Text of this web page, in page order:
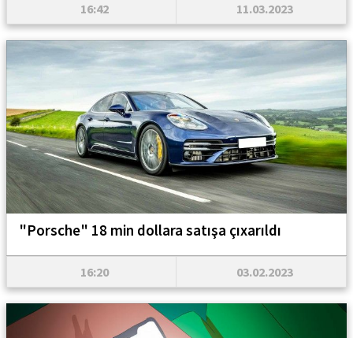
16:42 11.03.2023
"Porsche" 18 min dollara satışa çıxarıldı
16:20 03.02.2023